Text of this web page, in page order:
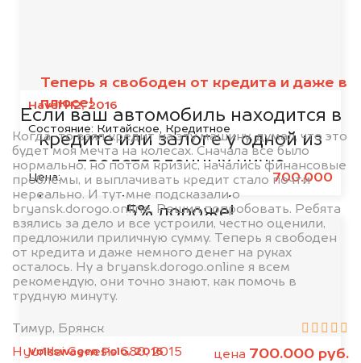
Haval H2, 2016
Состояние: Китайское, Кредитное
Цена: 700.000
Volkswagen Polo, 2016
Теперь я свободен от кредита и даже в
плюсе!
Когда-то взял кредит на эту машину, думал, что это
будет моя мечта на колесах. Сначала все было
нормально, но потом кризис, начались финансовые
проблемы, и выплачивать кредит стало почти
нереально. И тут мне подсказали о
bryansk.dorogo.online. Решил попробовать. Ребята
взялись за дело и все устроили, честно оценили,
предложили приличную сумму. Теперь я свободен
от кредита и даже немного денег на руках
осталось. Ну а bryansk.dorogo.online я всем
рекомендую, они точно знают, как помочь в
трудную минуту.
Тимур, Брянск
Hyundai Genesis G80, 2015
цена 700.000 руб.
банками
Если ваш автомобиль находится в
кредите или залоге у одной из
представленных ниже
организаций, то мы купим его на
5% дороже!